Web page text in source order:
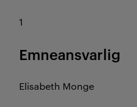
1
Emneansvarlig
Elisabeth Monge